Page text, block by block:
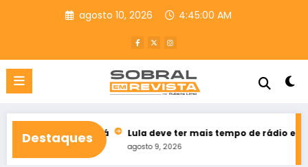
agosto 10, 2026 4:45:01 AM
Destaques
Ceará Lula deve ter mais tempo de rádio e TV que Flávio
agosto 9, 2026